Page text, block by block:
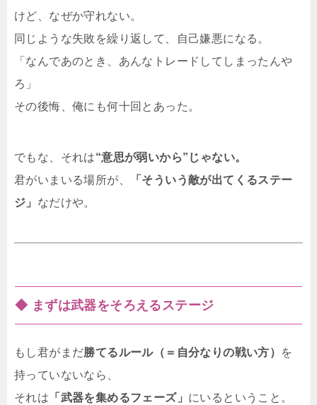
けど、なぜか守れない。
同じような失敗を繰り返して、自己嫌悪になる。
「なんであのとき、あんなトレードしてしまったんや
ろ」
その後悔、俺にも何十回とあった。
でもな、それは“意思が弱いから”じゃない。
君がいまいる場所が、
「そういう敵が出てくるステー
ジ」 なだけや。
◆ まずは武器をそろえるステージ
もし君がまだ勝てるルール（＝自分なりの戦い方）
を
持っていないなら、
それは 「武器を集めるフェーズ」 にいるということ。